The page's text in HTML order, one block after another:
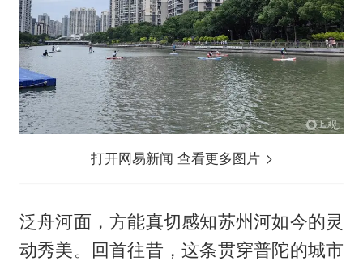
打开网易新闻 查看更多图片
泛舟河面，方能真切感知苏州河如今的灵
动秀美。回首往昔，这条贯穿普陀的城市